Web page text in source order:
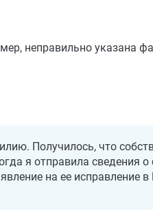
неправильно указана
Получилось, что
я отправила сведения о
на ее исправление